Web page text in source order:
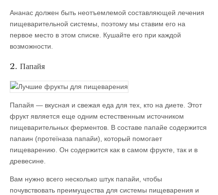
Ананас должен быть неотъемлемой составляющей лечения
пищеварительной системы, поэтому мы ставим его на
первое место в этом списке. Кушайте его при каждой
возможности.
2. Папайя
Папайя — вкусная и свежая еда для тех, кто на диете. Этот
фрукт является еще одним естественным источником
пищеварительных ферментов. В составе папайе содержится
папаин (протеїназа папайи), который помогает
пищеварению. Он содержится как в самом фрукте, так и в
древесине.
Вам нужно всего несколько штук папайи, чтобы
почувствовать преимущества для системы пищеварения и